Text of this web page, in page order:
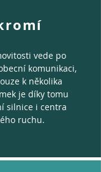
vede po
komunikaci,
k několika
je díky tomu
silnice i centra
ruchu.